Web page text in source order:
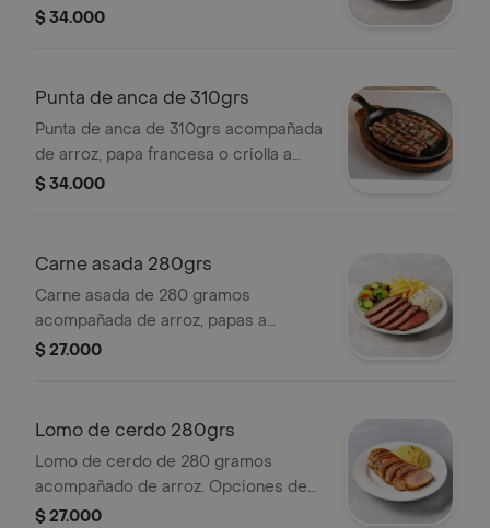
francesa y ensalada fresca.
$ 34.000
Punta de anca de 310grs
Punta de anca de 310grs acompañada
de arroz, papa francesa o criolla a
elección y ensalada.
$ 34.000
Carne asada 280grs
Carne asada de 280 gramos
acompañada de arroz, papas a
elección (francesa o criolla) y
$ 27.000
Lomo de cerdo 280grs
Lomo de cerdo de 280 gramos
acompañado de arroz. Opciones de
papa francesa o criolla y ensalada.
$ 27.000